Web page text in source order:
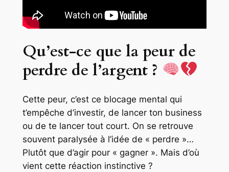
Qu’est-ce que la peur de
perdre de l’argent ?
Cette peur, c’est ce blocage mental qui
t’empêche d’investir, de lancer ton business
ou de te lancer tout court. On se retrouve
souvent paralysée à l’idée de « perdre »…
Plutôt que d’agir pour « gagner ». Mais d’où
vient cette réaction instinctive ?